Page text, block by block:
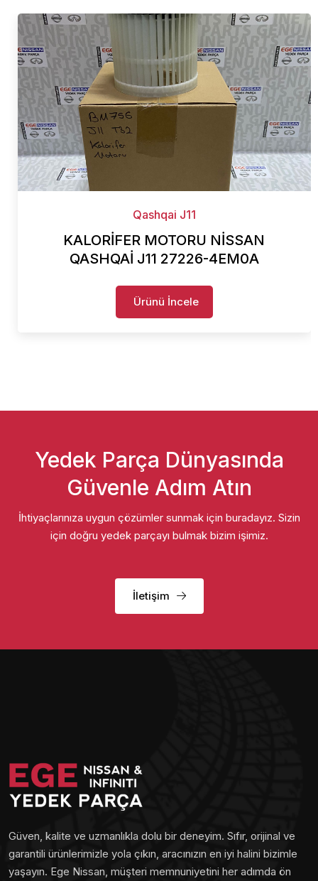
Qashqai J11
KALORİFER MOTORU NİSSAN
QASHQAİ J11 27226-4EM0A
Ürünü İncele
Yedek Parça Dünyasında
Güvenle Adım Atın
İhtiyaçlarınıza uygun çözümler sunmak için buradayız. Sizin
için doğru yedek parçayı bulmak bizim işimiz.
İletişim
Güven, kalite ve uzmanlıkla dolu bir deneyim. Sıfır, orijinal ve
garantili ürünlerimizle yola çıkın, aracınızın en iyi halini bizimle
yaşayın. Ege Nissan, müşteri memnuniyetini her adımda ön